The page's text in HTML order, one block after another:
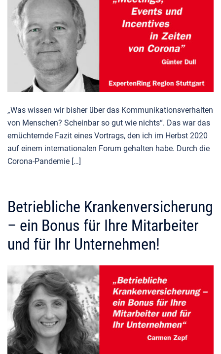
„Was wissen wir bisher über das Kommunikationsverhalten
von Menschen? Scheinbar so gut wie nichts“. Das war das
ernüchternde Fazit eines Vortrags, den ich im Herbst 2020
auf einem internationalen Forum gehalten habe. Durch die
Corona-Pandemie […]
Betriebliche Krankenversicherung
– ein Bonus für Ihre Mitarbeiter
und für Ihr Unternehmen!